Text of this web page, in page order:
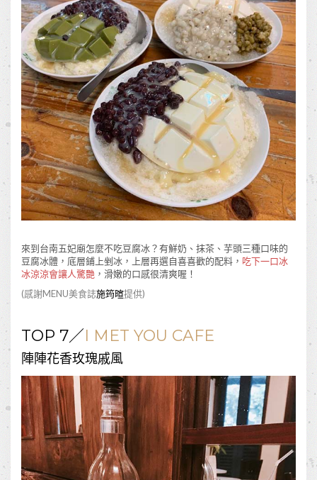
來到台南五妃廟怎麼不吃豆腐冰？有鮮奶、抹茶、芋頭三種口味的
豆腐冰體，底層鋪上剉冰，上層再選自喜喜歡的配料， 吃下一口冰
冰涼涼會讓人驚艷 ，滑嫩的口感很清爽喔！
(感謝MENU美食誌施筠暄提供)
TOP 7／I MET YOU CAFE
陣陣花香玫瑰戚風